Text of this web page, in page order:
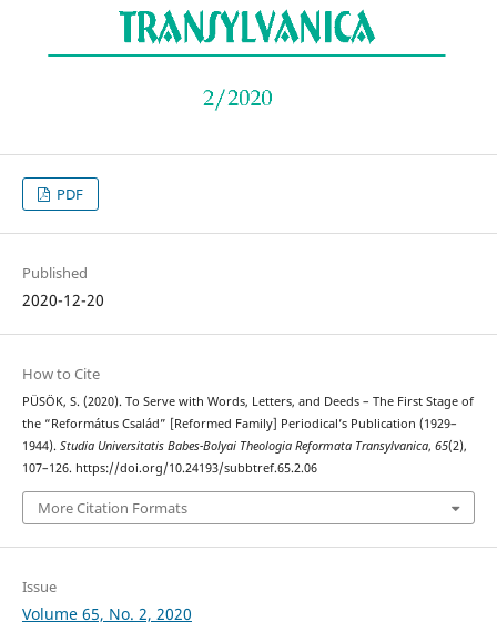
PDF
Published
2020-12-20
How to Cite
PÜSÖK, S. (2020). To Serve with Words, Letters, and Deeds – The First Stage of
the “Református Család” [Reformed Family] Periodical’s Publication (1929–
1944). Studia Universitatis Babes-Bolyai Theologia Reformata Transylvanica, 65(2),
107–126. https://doi.org/10.24193/subbtref.65.2.06
More Citation Formats
Issue
Volume 65, No. 2, 2020